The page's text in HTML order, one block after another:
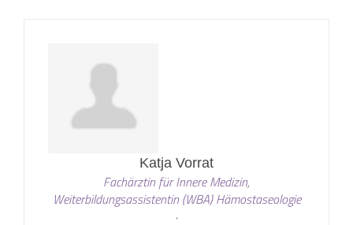
Katja Vorrat
Fachärztin für Innere Medizin,
Weiterbildungsassistentin (WBA) Hämostaseologie
.